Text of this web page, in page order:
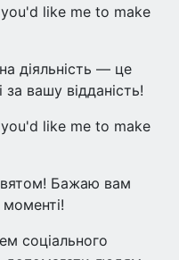
like me to make
діяльність — це
вашу відданість!
like me to make
Бажаю вам
соціального